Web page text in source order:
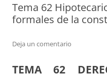
Tema 62
formales de la
Deja un comentario
TEMA 62